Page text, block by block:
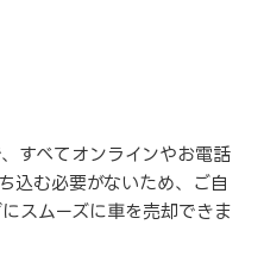
すべてオンラインやお電話
込む必要がないため、ご自
スムーズに車を売却できま